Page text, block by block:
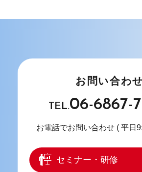
お問い合わせ
TEL.06-6867-
お電話でお問い合わせ ( 平日
セミナー・研修